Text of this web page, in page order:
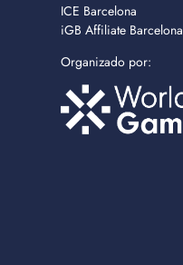
ICE Barcelona
iGB Affiliate Barcelona
Organizado por: